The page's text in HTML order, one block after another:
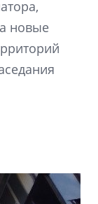
новые